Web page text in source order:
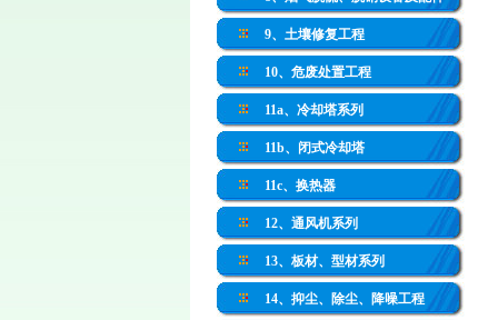
9、土壤修复工程
10、危废处置工程
11a、冷却塔系列
11b、闭式冷却塔
11c、换热器
12、通风机系列
13、板材、型材系列
14、抑尘、除尘、降噪工程